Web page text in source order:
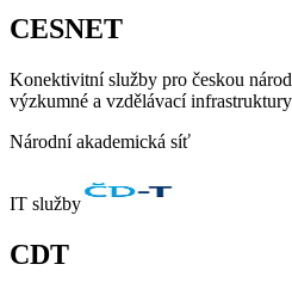
CESNET
Konektivitní služby pro českou
výzkumné a vzdělávací
Národní akademická síť
IT služby
CDT